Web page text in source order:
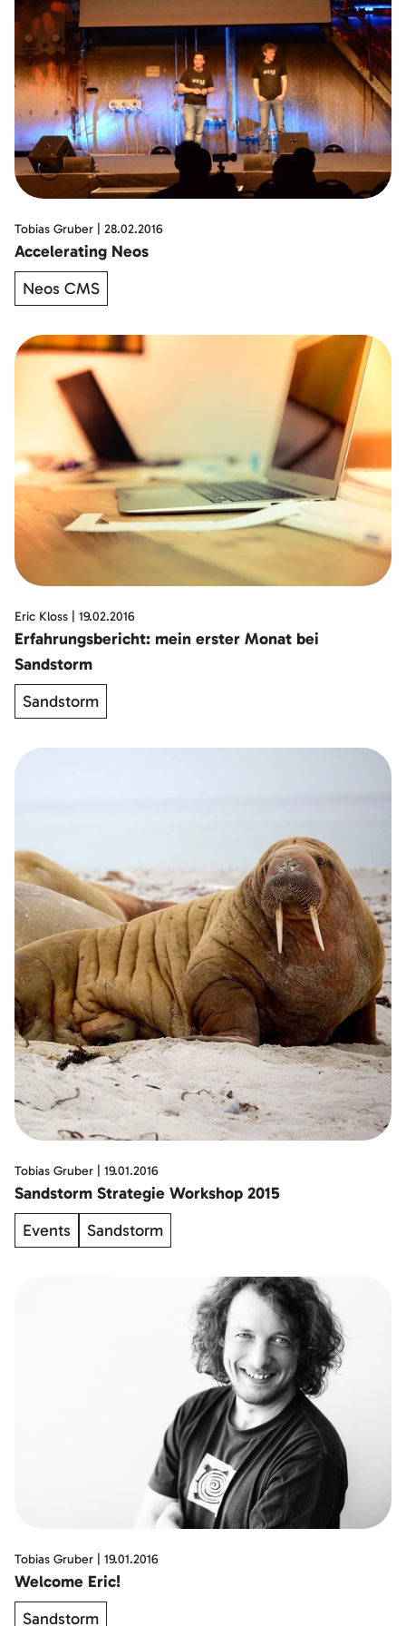
Tobias Gruber 28.02.2016
Accelerating Neos
Neos CMS
Eric Kloss 19.02.2016
Erfahrungsbericht: mein erster Monat bei
Sandstorm
Sandstorm
Tobias Gruber 19.01.2016
Sandstorm Strategie Workshop 2015
Events
Sandstorm
Tobias Gruber 19.01.2016
Welcome Eric!
Sandstorm